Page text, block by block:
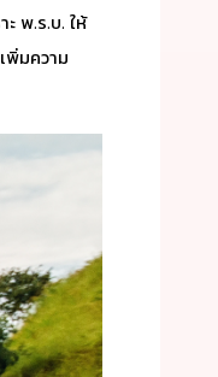
ะ พ.ร.บ. ให้
พิ่มความ